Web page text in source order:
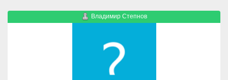
Владимир Степнов